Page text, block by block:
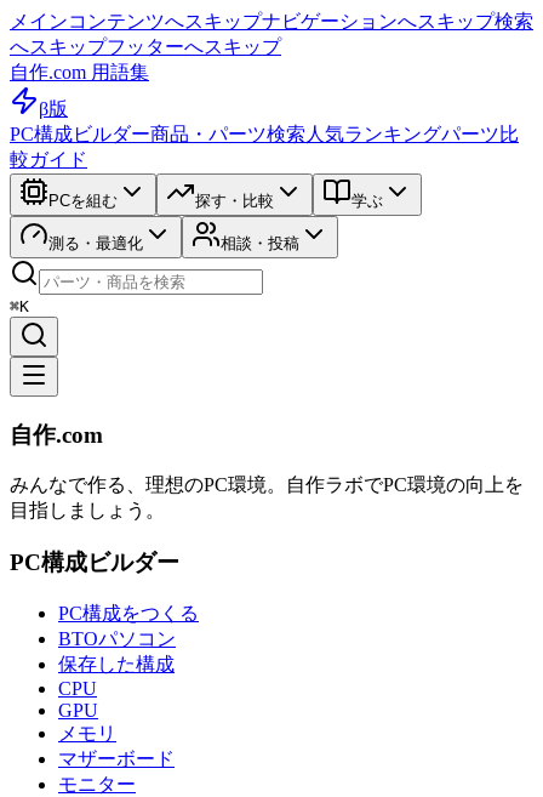
メインコンテンツへスキップナビゲーションへスキップ検索
へスキップフッターへスキップ
自作.com 用語集
β版
PC構成ビルダー商品・パーツ検索 人気ランキングパーツ比
較ガイド
PCを組む 探す・比較 学ぶ
測る・最適化 相談・投稿
⌘K
自作.com
みんなで作る、理想のPC環境。 自作ラボでPC環境の向上を
目指しましょう。
PC構成ビルダー
PC構成をつくる
BTOパソコン
保存した構成
CPU
GPU
メモリ
マザーボード
モニター